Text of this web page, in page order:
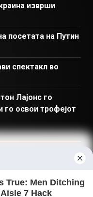
изврши
посетата на Путин
спектакл во
Лајонс го
го освои трофејот
Спорт Магазин